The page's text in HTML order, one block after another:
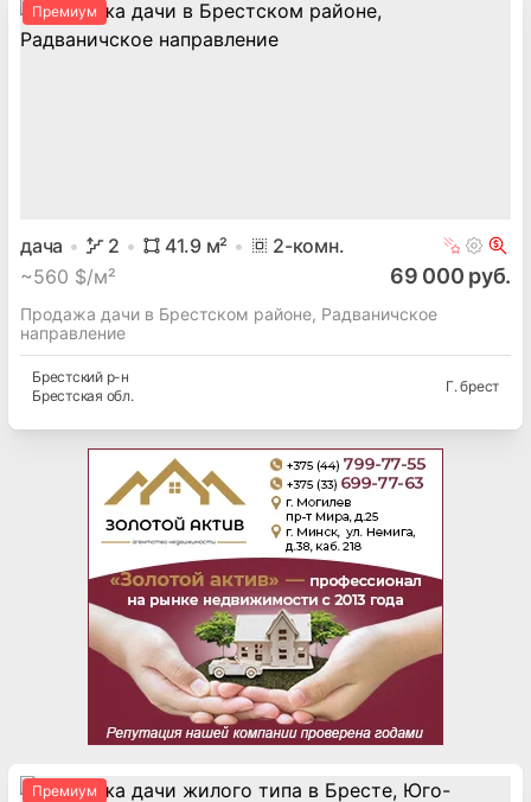
Премиум
дача 2 41.9м² 2-комн.
~560 $/м² 69 000 руб.
Продажа дачи в Брестском районе, Радваничское
направление
Брестский р-н
Брестская обл.
Г. брест
Премиум